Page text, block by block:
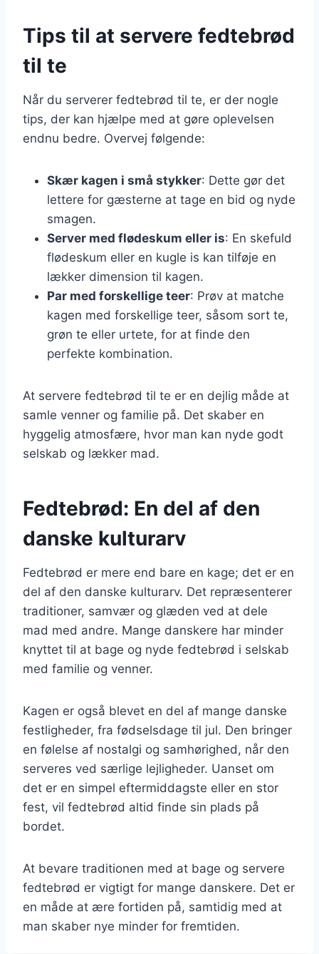
Tips til at servere fedtebrød
til te
Når du serverer fedtebrød til te, er der nogle
tips, der kan hjælpe med at gøre oplevelsen
endnu bedre. Overvej følgende:
Skær kagen i små stykker: Dette gør det
lettere for gæsterne at tage en bid og nyde
smagen.
Server med flødeskum eller is: En skefuld
flødeskum eller en kugle is kan tilføje en
lækker dimension til kagen.
Par med forskellige teer: Prøv at matche
kagen med forskellige teer, såsom sort te,
grøn te eller urtete, for at finde den
perfekte kombination.
At servere fedtebrød til te er en dejlig måde at
samle venner og familie på. Det skaber en
hyggelig atmosfære, hvor man kan nyde godt
selskab og lækker mad.
Fedtebrød: En del af den
danske kulturarv
Fedtebrød er mere end bare en kage; det er en
del af den danske kulturarv. Det repræsenterer
traditioner, samvær og glæden ved at dele
mad med andre. Mange danskere har minder
knyttet til at bage og nyde fedtebrød i selskab
med familie og venner.
Kagen er også blevet en del af mange danske
festligheder, fra fødselsdage til jul. Den bringer
en følelse af nostalgi og samhørighed, når den
serveres ved særlige lejligheder. Uanset om
det er en simpel eftermiddagste eller en stor
fest, vil fedtebrød altid finde sin plads på
bordet.
At bevare traditionen med at bage og servere
fedtebrød er vigtigt for mange danskere. Det er
en måde at ære fortiden på, samtidig med at
man skaber nye minder for fremtiden.